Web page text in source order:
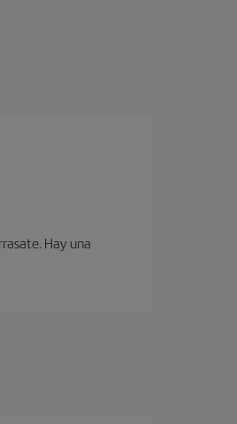
Hay una